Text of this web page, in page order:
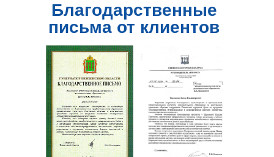
Благодарственные
письма от клиентов